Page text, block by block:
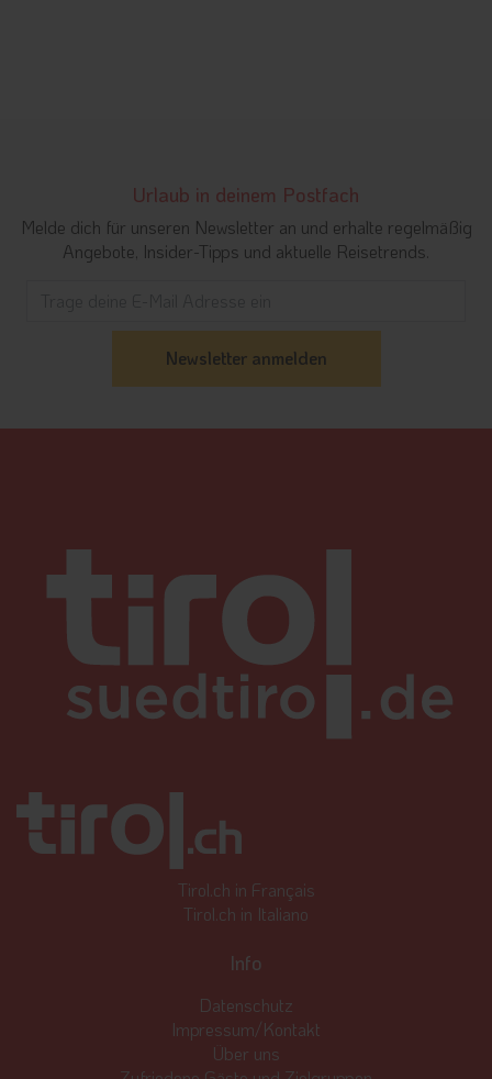
Urlaub in deinem Postfach
Melde dich für unseren Newsletter an und erhalte regelmäßig
Angebote, Insider-Tipps und aktuelle Reisetrends.
Tirol.ch in Français
Tirol.ch in Italiano
Info
Datenschutz
Impressum/Kontakt
Über uns